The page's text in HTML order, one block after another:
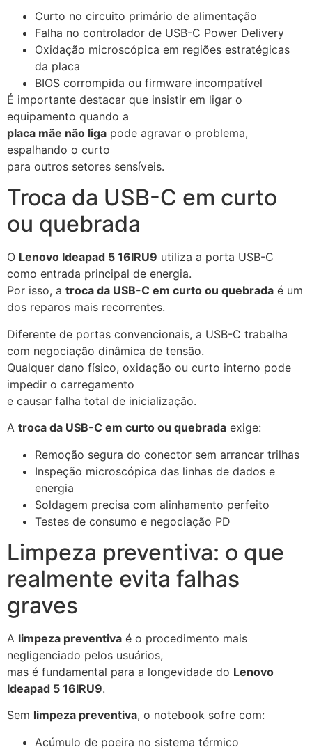
Curto no circuito primário de alimentação
Falha no controlador de USB-C Power Delivery
Oxidação microscópica em regiões estratégicas
da placa
BIOS corrompida ou firmware incompatível
É importante destacar que insistir em ligar o
equipamento quando a
placa mãe não liga pode agravar o problema,
espalhando o curto
para outros setores sensíveis.
Troca da USB-C em curto
ou quebrada
O Lenovo Ideapad 5 16IRU9 utiliza a porta USB-C
como entrada principal de energia.
Por isso, a troca da USB-C em curto ou quebrada é um
dos reparos mais recorrentes.
Diferente de portas convencionais, a USB-C trabalha
com negociação dinâmica de tensão.
Qualquer dano físico, oxidação ou curto interno pode
impedir o carregamento
e causar falha total de inicialização.
A troca da USB-C em curto ou quebrada exige:
Remoção segura do conector sem arrancar trilhas
Inspeção microscópica das linhas de dados e
energia
Soldagem precisa com alinhamento perfeito
Testes de consumo e negociação PD
Limpeza preventiva: o que
realmente evita falhas
graves
A limpeza preventiva é o procedimento mais
negligenciado pelos usuários,
mas é fundamental para a longevidade do Lenovo
Ideapad 5 16IRU9.
Sem limpeza preventiva, o notebook sofre com:
Acúmulo de poeira no sistema térmico